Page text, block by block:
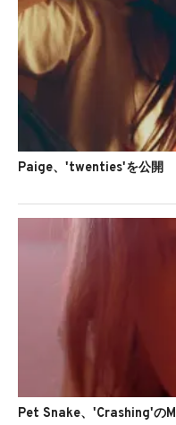
Paige、'twenties'を公開
Pet Snake、'Crashing'の